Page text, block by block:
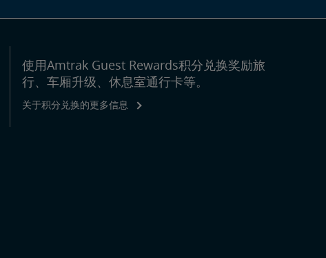
使用Amtrak Guest Rewards积分兑换奖励旅
行、车厢升级、休息室通行卡等。
关于积分兑换的更多信息